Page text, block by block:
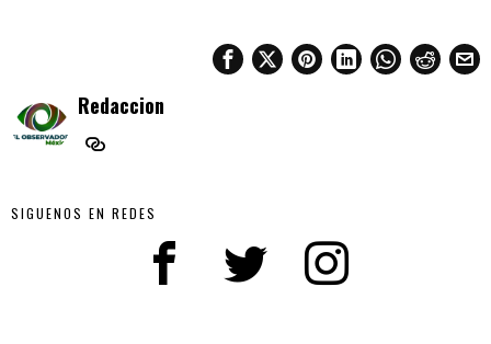
Redaccion
SIGUENOS EN REDES